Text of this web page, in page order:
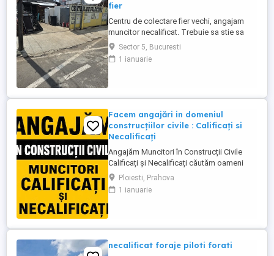
fier
Centru de colectare fier vechi, angajam
muncitor necalificat. Trebuie sa stie sa
taie cu flexul, sa cunoasca materialele
neferoase Cupru, Alama, Aluminiu, Zamac,
program lucru 09-18.30. Zona Pucheni -
Contact
Sector 5, Bucuresti
1 ianuarie
Facem angajări in domeniul
construcțiilor civile : Calificați si
Necalificați
Angajăm Muncitori în Construcții Civile
Calificați și Necalificați căutăm oameni
serioși, responsabili și implicați pentru
lucrări de calitate. Posturi disponibile:
Muncitori Calificați Polivalenți (cu
cunoștințe de bază ...
Ploiesti, Prahova
1 ianuarie
necalificat foraje piloti forati